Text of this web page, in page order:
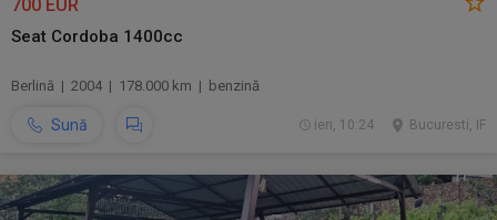
700 EUR
Seat Cordoba 1400cc
Berlină | 2004 | 178.000 km | benzină
Sună Bucuresti, IF
ieri, 10:24